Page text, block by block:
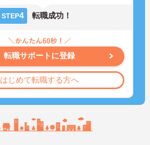
STEP4 転職成功！
転職サポートに登録
はじめて転職する方へ